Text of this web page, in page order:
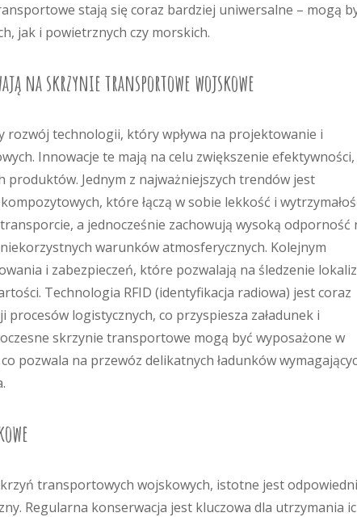
stają się coraz bardziej uniwersalne – mogą
jak i powietrznych czy morskich.
na skrzynie transportowe wojskowe
rozwój technologii, który wpływa na projektowanie i
Innowacje te mają na celu zwiększenie efektywności,
Jednym z najważniejszych trendów jest
które łączą w sobie lekkość i
a jednocześnie zachowują wysoką odporność
warunków atmosferycznych. Kolejnym
i zabezpieczeń, które pozwalają na śledzenie
Technologia RFID (identyfikacja radiowa) jest coraz
logistycznych, co przyspiesza załadunek i
skrzynie transportowe mogą być wyposażone w
pozwala na przewóz delikatnych ładunków
transportowych wojskowych, istotne jest
Regularna konserwacja jest kluczowa dla utrzymania